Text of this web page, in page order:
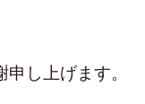
し上げます。